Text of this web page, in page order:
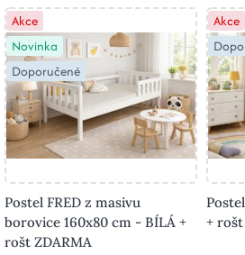
Akce
Novinka
Doporučené
Postel FRED z masivu
borovice 160x80 cm - BÍLÁ +
rošt ZDARMA
Akce
+ rošt